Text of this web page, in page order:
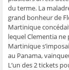
du terme. La
grand bonheur de
Martinique
lequel Clementia ne
Martinique
au Panama,
L’un des 2 tickets